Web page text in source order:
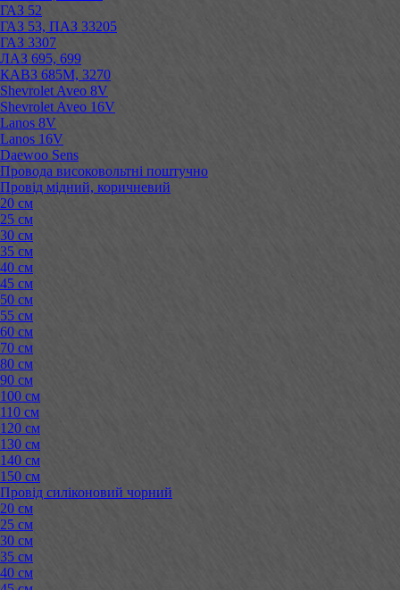
ГАЗ 52
ГАЗ 53, ПАЗ 33205
ГАЗ 3307
ЛАЗ 695, 699
КАВЗ 685М, 3270
Shevrolet Aveo 8V
Shevrolet Aveo 16V
Lanos 8V
Lanos 16V
Daewoo Sens
Провода високовольтні поштучно
Провід мідний, коричневий
20 см
25 см
30 см
35 см
40 см
45 см
50 см
55 см
60 см
70 см
80 см
90 см
100 см
110 см
120 см
130 см
140 см
150 см
Провід силіконовий чорний
20 см
25 см
30 см
35 см
40 см